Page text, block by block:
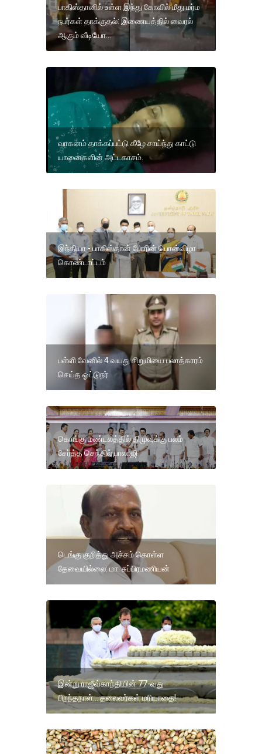
பாகிஸ்தானில் உள்ள இந்து கோவில் மீது மர்ம
நபர்கள் தாக்குதல்: இணையத்தில் வைரல்
ஆகும் வீடியோ...
வாகனம் தாக்கப்பட்டு கீழே சாய்ந்து காட்டு
யானைகளின் அட்டகாசம்.
இந்தியா - பாகிஸ்தான் போரின் பொன்விழா
கொண்டாட்டம்
பள்ளி வேனில் 4 வயது சிறுமியை பலாத்காரம்
செய்த ஓட்டுநர்
கொங்கு மண்டலத்தில் திமுவுக்கு பலம்
சேர்த்த செந்தில் பாலாஜி
டெங்கு குறித்து அச்சம் கொள்ள
தேவையில்லை: மா. சுப்பிரமணியன்
இன்று ராஜீவ்காந்தியின் 77-வது
பிறந்தநாள்... தலைவர்கள் மரியாதை!